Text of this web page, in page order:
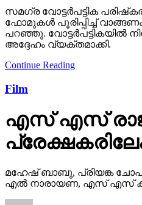
സമഗ്ര വോട്ടര്‍പട്ടിക
ഫോമുകള്‍ പൂരിപ്പിച്ച്
പറഞ്ഞു. വോട്ടര്‍പട്ടികയില്‍
അദ്ദേഹം വ്യക്തമാക്കി.
Continue Reading
Film
എസ് എസ്
മഹേഷ് ബാബു, പ്രിയങ്ക
എൽ നാരായണ, എസ് എസ്